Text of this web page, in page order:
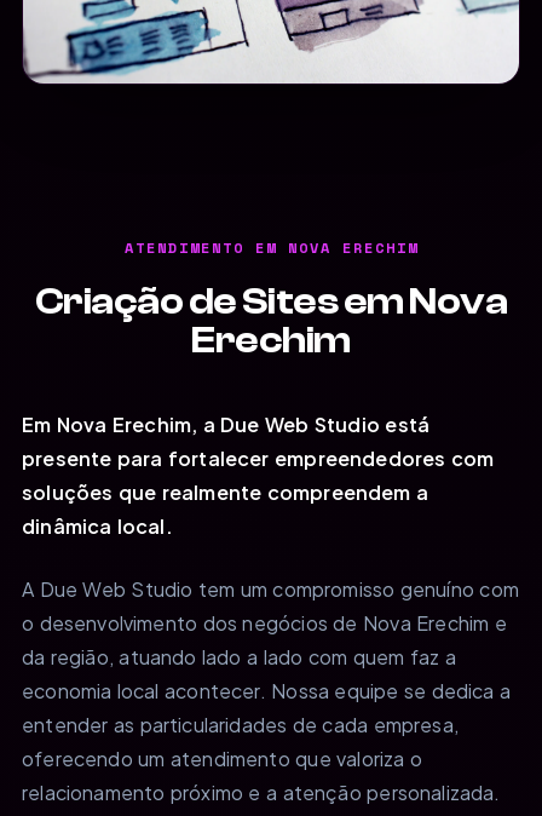
ATENDIMENTO EM NOVA ERECHIM
Criação de Sites em Nova
Erechim
Em Nova Erechim, a Due Web Studio está
presente para fortalecer empreendedores com
soluções que realmente compreendem a
dinâmica local.
A Due Web Studio tem um compromisso genuíno com
o desenvolvimento dos negócios de Nova Erechim e
da região, atuando lado a lado com quem faz a
economia local acontecer. Nossa equipe se dedica a
entender as particularidades de cada empresa,
oferecendo um atendimento que valoriza o
relacionamento próximo e a atenção personalizada.